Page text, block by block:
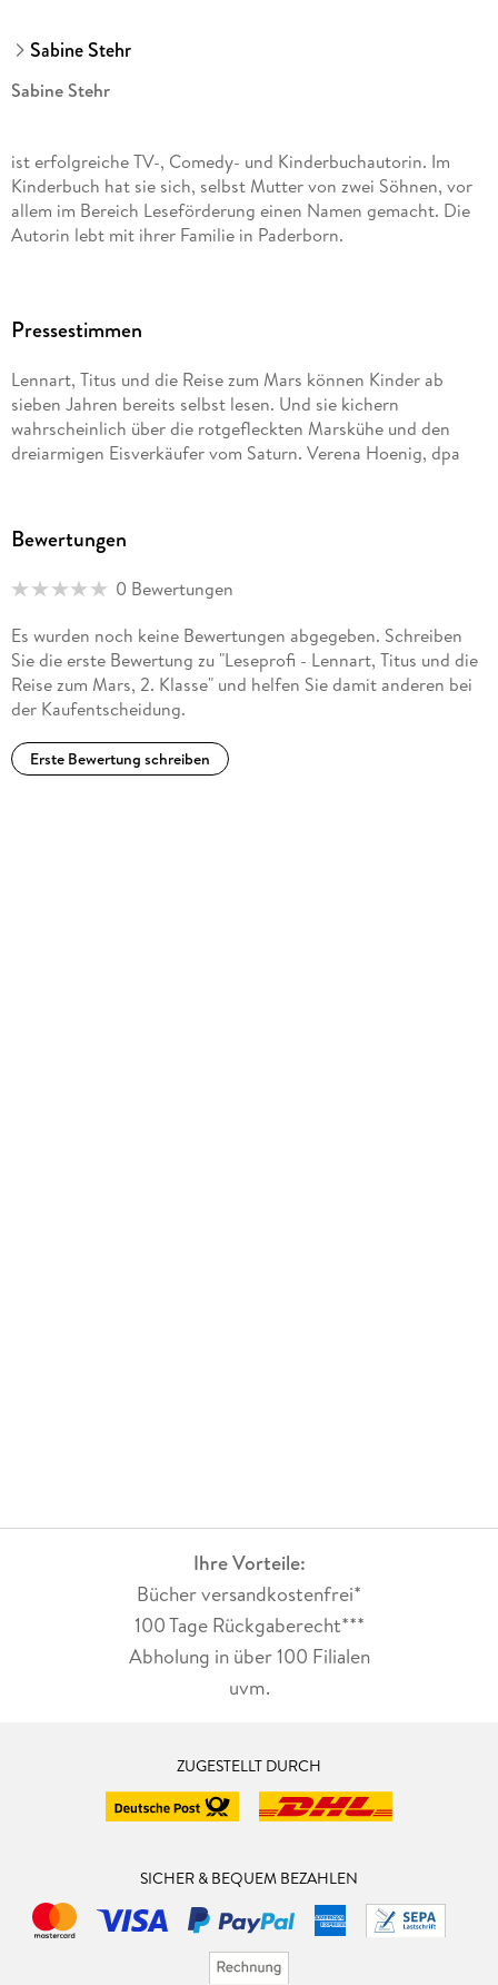
Sabine Stehr
Sabine Stehr
ist erfolgreiche TV-, Comedy- und Kinderbuchautorin. Im
Kinderbuch hat sie sich, selbst Mutter von zwei Söhnen, vor
allem im Bereich Leseförderung einen Namen gemacht. Die
Autorin lebt mit ihrer Familie in Paderborn.
lebt und arbeitet nach einem Diplomstudium mit
Schwerpunkt Illustration in Münster als freischaffende
Illustratorin ebendort. Sie hat bereits zahlreiche
Kinderbücher für verschiedene große Verlage illustriert.
Pressestimmen
Lennart, Titus und die Reise zum Mars können Kinder ab
sieben Jahren bereits selbst lesen. Und sie kichern
wahrscheinlich über die rotgefleckten Marskühe und den
dreiarmigen Eisverkäufer vom Saturn. Verena Hoenig, dpa
Bewertungen
0 Bewertungen
Es wurden noch keine Bewertungen abgegeben. Schreiben
Sie die erste Bewertung zu "Leseprofi - Lennart, Titus und die
Reise zum Mars, 2. Klasse" und helfen Sie damit anderen bei
der Kaufentscheidung.
Erste Bewertung schreiben
Ihre Vorteile:
Bücher versandkostenfrei*
100 Tage Rückgaberecht***
Abholung in über 100 Filialen
uvm.
ZUGESTELLT DURCH
SICHER & BEQUEM BEZAHLEN